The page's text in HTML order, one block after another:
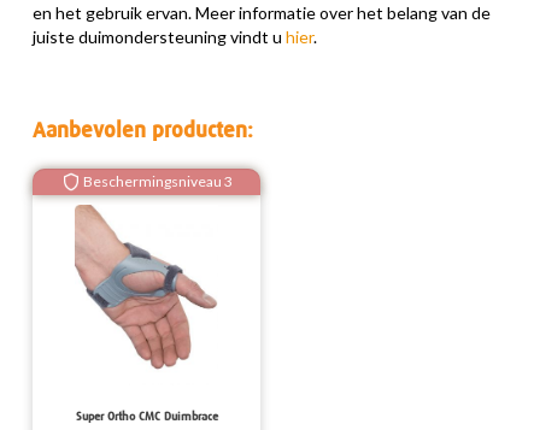
en het gebruik ervan. Meer informatie over het belang van de
juiste duimondersteuning vindt u hier.
Aanbevolen producten:
Beschermingsniveau 3
Super Ortho CMC Duimbrace